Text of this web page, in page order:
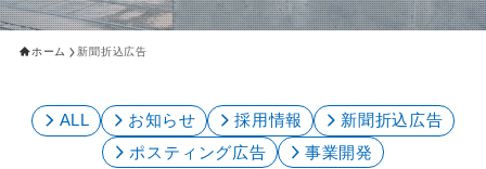
ホーム 新聞折込広告
ALL お知らせ 採用情報
新聞折込広告
ポスティング広告
事業開発